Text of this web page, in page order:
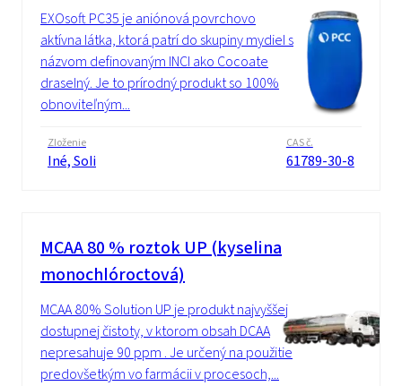
EXOsoft PC35 je aniónová povrchovo
aktívna látka, ktorá patrí do skupiny mydiel s
názvom definovaným INCI ako Cocoate
draselný. Je to prírodný produkt so 100%
obnoviteľným...
Zloženie
Iné, Soli
CAS č.
61789-30-8
MCAA 80 % roztok UP (kyselina
monochlóroctová)
MCAA 80% Solution UP je produkt najvyššej
dostupnej čistoty, v ktorom obsah DCAA
nepresahuje 90 ppm . Je určený na použitie
predovšetkým vo farmácii v procesoch,...